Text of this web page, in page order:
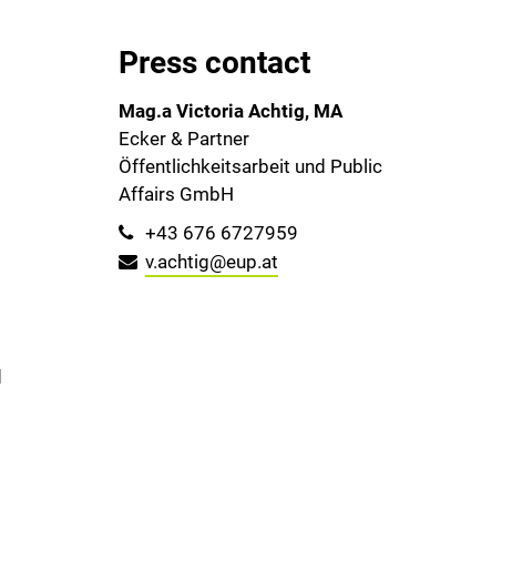
Press contact
Mag.a Victoria Achtig, MA
Ecker & Partner
Öffentlichkeitsarbeit und Public
Affairs GmbH
+43 676 6727959
v.achtig@eup.at